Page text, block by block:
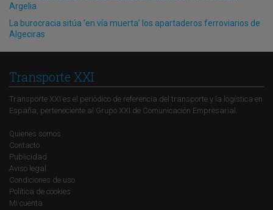
Argelia
La burocracia sitúa ‘en vía muerta’ los apartaderos ferroviarios de
Algeciras
Transporte XXI
Transporte XXI es el periódico de referencia del transporte y la logística en
España, perteneciente al Grupo XXI de Comunicación Empresarial.
Quienes somos
Contacto
Publicidad
Aviso legal
Condiciones de uso
Política de cookies
Mi cuenta